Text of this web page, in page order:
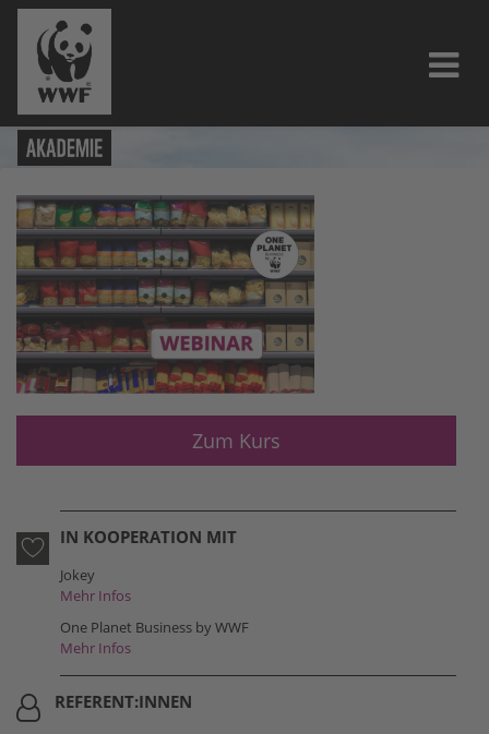
Zum Kurs
IN KOOPERATION MIT
Jokey
Mehr Infos
One Planet Business by WWF
Mehr Infos
REFERENT:INNEN